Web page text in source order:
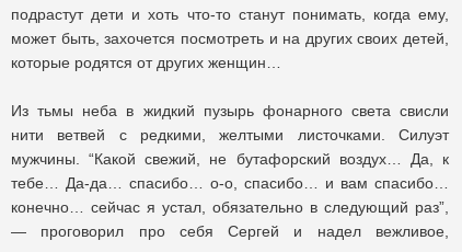
подрастут дети и хоть что-то станут понимать, когда ему,
может быть, захочется посмотреть и на других своих детей,
которые родятся от других женщин…
Из тьмы неба в жидкий пузырь фонарного света свисли
нити ветвей с редкими, желтыми листочками. Силуэт
мужчины. “Какой свежий, не бутафорский воздух… Да, к
тебе… Да-да… спасибо… о-о, спасибо… и вам спасибо…
конечно… сейчас я устал, обязательно в следующий раз”,
— проговорил про себя Сергей и надел вежливое,